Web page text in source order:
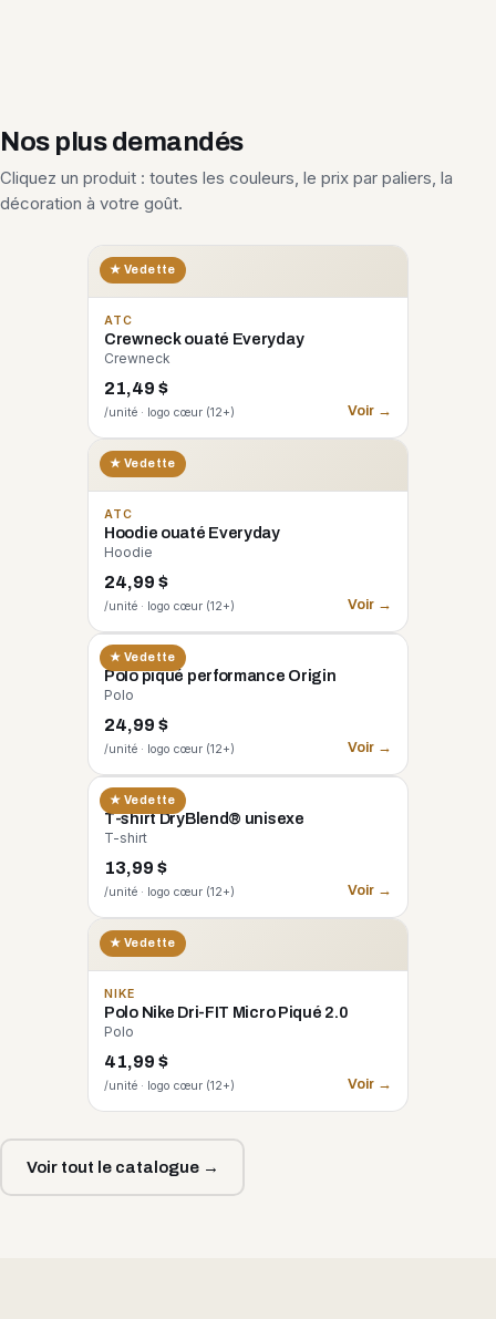
Nos plus demandés
Cliquez un produit : toutes les couleurs, le prix par paliers, la
décoration à votre goût.
★ Vedette
ATC
Crewneck ouaté Everyday
Crewneck
21,49 $
/unité · logo cœur (12+) Voir →
★ Vedette
ATC
Hoodie ouaté Everyday
Hoodie
24,99 $
/unité · logo cœur (12+) Voir →
★ Vedette
CORE 365
Polo piqué performance Origin
Polo
24,99 $
/unité · logo cœur (12+) Voir →
★ Vedette
GILDAN
T-shirt DryBlend® unisexe
T-shirt
13,99 $
/unité · logo cœur (12+) Voir →
★ Vedette
NIKE
Polo Nike Dri-FIT Micro Piqué 2.0
Polo
41,99 $
/unité · logo cœur (12+) Voir →
Voir tout le catalogue →